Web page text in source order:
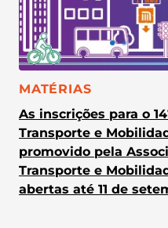
CATEGORIA:
MATÉRIAS
As inscrições para o
Transporte e
promovido pela
Transporte e
abertas até 11 de